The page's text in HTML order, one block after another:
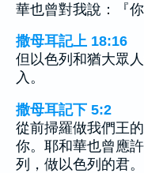
華也曾對我說：『
撒母耳記上 18:16
但以色列和猶大眾
入。
撒母耳記下 5:2
從前掃羅做我們王
你。耶和華也曾應
列，做以色列的君。